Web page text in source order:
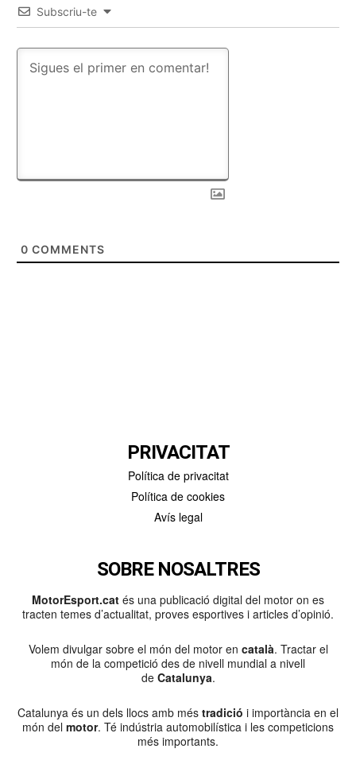
Subscriu-te
0 COMMENTS
PRIVACITAT
Política de privacitat
Política de cookies
Avís legal
SOBRE NOSALTRES
MotorEsport.cat és una publicació digital del motor on es
tracten temes d’actualitat, proves esportives i articles d’opinió.
Volem divulgar sobre el món del motor en català. Tractar el
món de la competició des de nivell mundial a nivell
de Catalunya.
Catalunya és un dels llocs amb més tradició i importància en el
món del motor. Té indústria automobilística i les competicions
més importants.